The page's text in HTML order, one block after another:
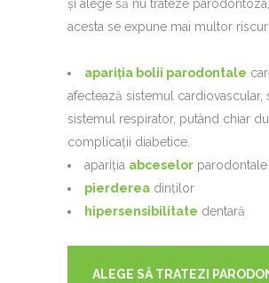
și alege să nu trateze
acesta se expune mai multor
apariția bolii parodontale
afectează sistemul cardiovascular,
sistemul respirator, putând chiar
complicații diabetice.
apariția abceselor parodontale
pierderea dinților
hipersensibilitate dentară
ALEGE SĂ TRATEZI